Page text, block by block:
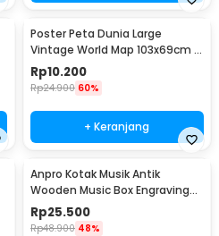
Poster Peta Dunia Large
Vintage World Map 103x69cm -
N401
Rp10.200
Rp24.900 60%
+ Keranjang
Anpro Kotak Musik Antik
Wooden Music Box Engraving
Harry Potter - ADQ0194
Rp25.500
Rp48.900 48%